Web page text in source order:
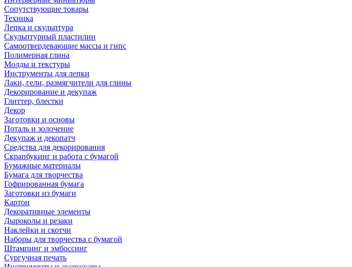
Сопутствующие товары
Техника
Лепка и скульптура
Скульптурный пластилин
Самоотвердевающие массы и гипс
Полимерная глина
Молды и текстуры
Инструменты для лепки
Лаки, гели, размягчители для глины
Декорирование и декупаж
Глиттер, блестки
Декор
Заготовки и основы
Поталь и золочение
Декупаж и декопатч
Средства для декорирования
Скрапбукинг и работа с бумагой
Бумажные материалы
Бумага для творчества
Гофрированная бумага
Заготовки из бумаги
Картон
Декоративные элементы
Дыроколы и резаки
Наклейки и скотчи
Наборы для творчества с бумагой
Штампинг и эмбоссинг
Сургучная печать